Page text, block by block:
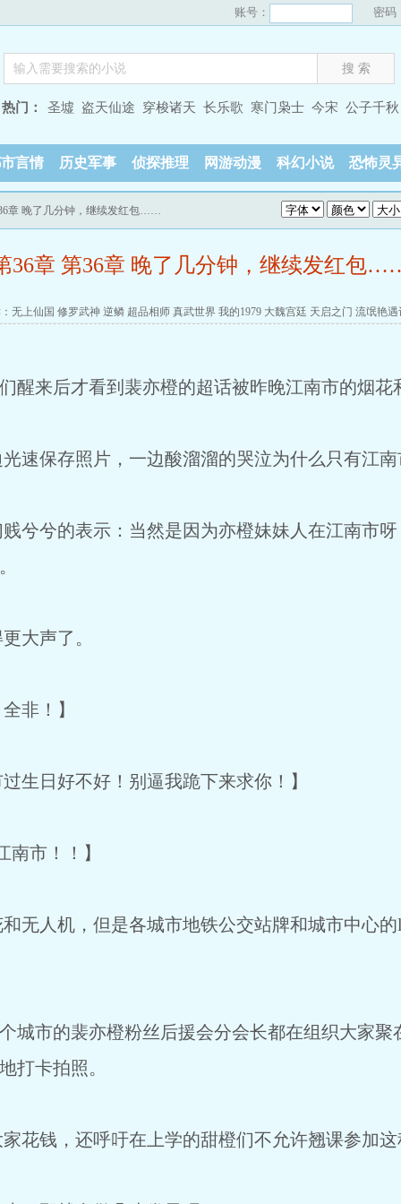
账号： 密码
热门： 圣墟 盗天仙途 穿梭诸天 长乐歌 寒门枭士 今宋 公子千秋
言情 历史军事 侦探推理 网游动漫 科幻小说 恐怖灵
章 晚了几分钟，继续发红包……
36章 第36章 晚了几分钟，继续发红包
无上仙国 修罗武神 逆鳞 超品相师 真武世界 我的1979 大魏宫廷 天启之门 流氓艳遇
醒来后才看到裴亦橙的超话被昨晚江南市的烟花
保存照片，一边酸溜溜的哭泣为什么只有江南
兮的表示：当然是因为亦橙妹妹人在江南市呀
声了。
非！】
日好不好！别逼我跪下来求你！】
市！！】
人机，但是各城市地铁公交站牌和城市中心的
的裴亦橙粉丝后援会分会长都在组织大家聚
打卡拍照。
钱，还呼吁在上学的甜橙们不允许翘课参加这